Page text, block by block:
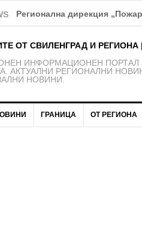
Над 150 деца от школата на
ОТ СВИЛЕНГРАД И РЕГИОНА |
ИНФОРМАЦИОНЕН
АКТУАЛНИ РЕГИОНАЛНИ
НОВИНИ.
ГРАНИЦА ОТ РЕГИОНА